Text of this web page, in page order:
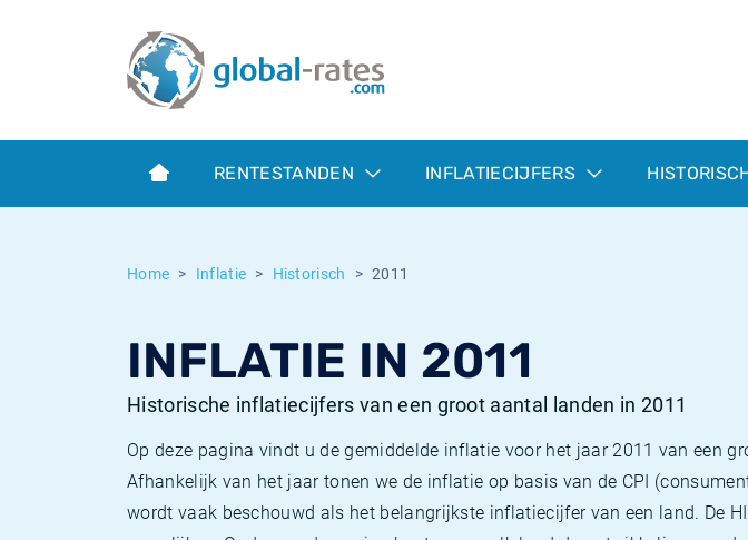
RENTESTANDEN INFLATIECIJFERS
Home Inflatie Historisch 2011
INFLATIE IN 2011
Historische inflatiecijfers van een groot aantal landen in 2011
Op deze pagina vindt u de gemiddelde inflatie voor het jaar 2011 van een
Afhankelijk van het jaar tonen we de inflatie op basis van de CPI
wordt vaak beschouwd als het belangrijkste inflatiecijfer van een land. De
Term SOFR
Wat is CPI inflatie?
Wat is HICP inflatie?
Europese inflatie - HICP
Euribor historie
ESTER historie
Historische inflatie
Inflatiecalculator